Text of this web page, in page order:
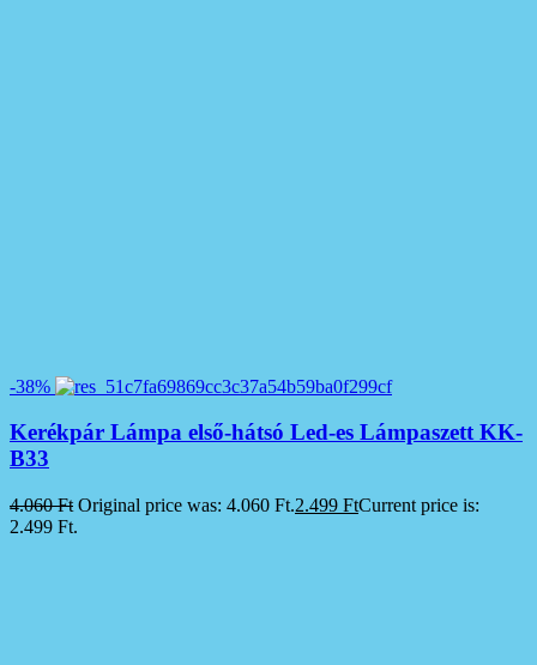
-38%
Kerékpár Lámpa első-hátsó Led-es Lámpaszett KK-
B33
4.060Ft Original price was: 4.060 Ft.2.499 FtCurrent price is:
2.499 Ft.